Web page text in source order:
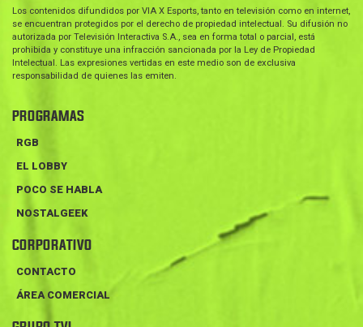
Los contenidos difundidos por VIA X Esports, tanto en televisión como en internet,
se encuentran protegidos por el derecho de propiedad intelectual. Su difusión no
autorizada por Televisión Interactiva S.A., sea en forma total o parcial, está
prohibida y constituye una infracción sancionada por la Ley de Propiedad
Intelectual. Las expresiones vertidas en este medio son de exclusiva
responsabilidad de quienes las emiten.
PROGRAMAS
RGB
EL LOBBY
POCO SE HABLA
NOSTALGEEK
CORPORATIVO
CONTACTO
ÁREA COMERCIAL